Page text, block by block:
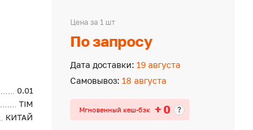
0.01
TIM
КИТАЙ
Цена за 1 шт
По запросу
Дата доставки: 19 августа
Самовывоз: 18 августа
Мгновенный кеш-бэк + 0 ?